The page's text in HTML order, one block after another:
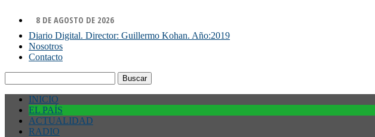
8 DE AGOSTO DE 2026
Diario Digital. Director: Guillermo Kohan. Año:2019
Nosotros
Contacto
INICIO
EL PAÍS
ACTUALIDAD
RADIO